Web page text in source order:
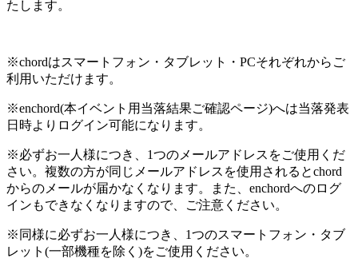
たします。
※chordはスマートフォン・タブレット・PCそれぞれからご
利用いただけます。
※enchord(本イベント用当落結果ご確認ページ)へは当落発表
日時よりログイン可能になります。
※必ずお一人様につき、1つのメールアドレスをご使用くだ
さい。複数の方が同じメールアドレスを使用されるとchord
からのメールが届かなくなります。また、enchordへのログ
インもできなくなりますので、ご注意ください。
※同様に必ずお一人様につき、1つのスマートフォン・タブ
レット(一部機種を除く)をご使用ください。